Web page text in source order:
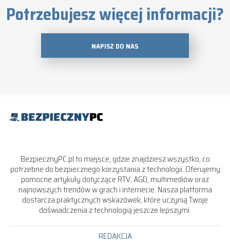
Potrzebujesz więcej informacji?
NAPISZ DO NAS
BezpiecznyPC.pl to miejsce, gdzie znajdziesz wszystko, co
potrzebne do bezpiecznego korzystania z technologii. Oferujemy
pomocne artykuły dotyczące RTV, AGD, multimediów oraz
najnowszych trendów w grach i internecie. Nasza platforma
dostarcza praktycznych wskazówek, które uczynią Twoje
doświadczenia z technologią jeszcze lepszymi.
REDAKCJA